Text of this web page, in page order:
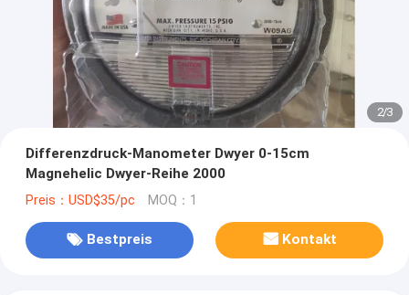
2/3
Differenzdruck-Manometer Dwyer 0-15cm
Magnehelic Dwyer-Reihe 2000
Preis：USD$35/pc MOQ：1
Bestpreis Kontakt